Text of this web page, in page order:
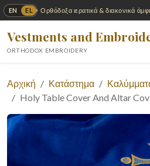
EN EL ✦ Ορθόδοξα ιερατικά & διακονικά
Vestments and
ORTHODOX EMBROIDERY
Αρχική Κατάστημα
Holy Table Cover And Altar